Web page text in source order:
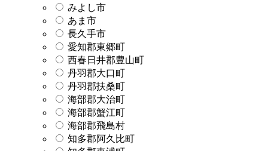
みよし市
あま市
長久手市
愛知郡東郷町
西春日井郡豊山町
丹羽郡大口町
丹羽郡扶桑町
海部郡大治町
海部郡蟹江町
海部郡飛島村
知多郡阿久比町